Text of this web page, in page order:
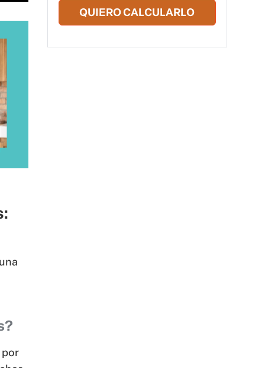
QUIERO CALCULARLO